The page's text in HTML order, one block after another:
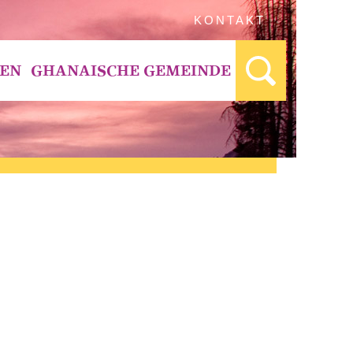
KONTAKT
GHANAISCHE GEMEINDE